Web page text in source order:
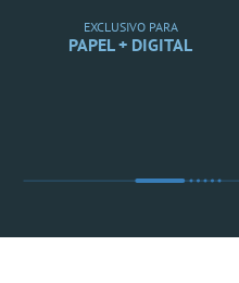
EXCLUSIVO PARA
PAPEL + DIGITAL